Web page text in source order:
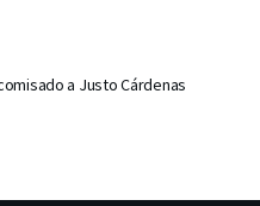
a Justo Cárdenas